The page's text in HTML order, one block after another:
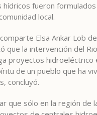
fueron formulados
local.
Elsa Ankar Lob
que la intervención del
proyectos hidroeléctrico
de un pueblo que ha
concluyó.
que sólo en la región de